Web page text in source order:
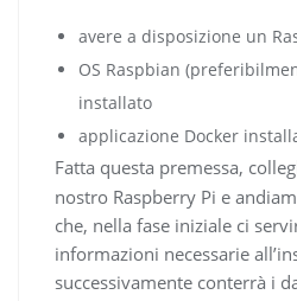
avere a disposizione un
OS Raspbian
installato
applicazione Docker
Fatta questa premessa,
nostro Raspberry Pi e
che, nella fase iniziale ci
informazioni necessarie
successivamente conterrà i